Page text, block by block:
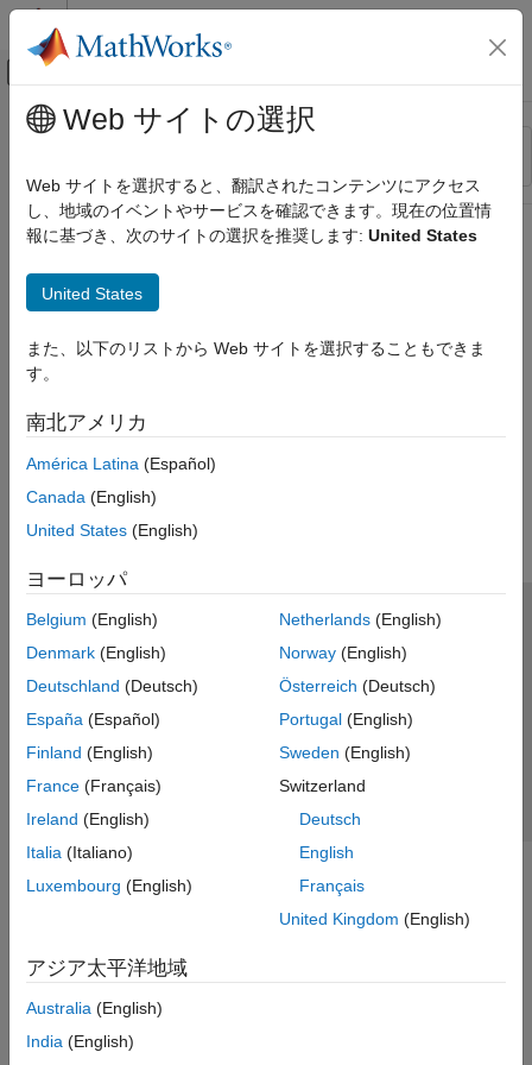
コンテンツへスキップ
オフキャンバス ナビゲーション メ
リソース
ステータス
メインコンテンツ
Web サイトの選択
Web サイトを選択すると、翻訳されたコンテンツにアクセス
し、地域のイベントやサービスを確認できます。現在の位置情
報に基づき、次のサイトの選択を推奨します: United States
United States
また、以下のリストから Web サイトを選択することもできま
す。
南北アメリカ
América Latina (Español)
Canada (English)
United States (English)
ヨーロッパ
Belgium (English)
Denmark (English)
Deutschland (Deutsch)
España (Español)
Finland (English)
France (Français)
Ireland (English)
Italia (Italiano)
Luxembourg (English)
Netherlands(English)
Norway(English)
Österreich (Deutsch)
Portugal(English)
Sweden (English)
Switzerland
Deutsch
English
Français
United Kingdom (English)
アジア太平洋地域
Australia (English)
India (English)
トラストセンター
プライバシー ポリシー
違法コピー防止
アプリケーション ステータス
© 1994-2026 The MathWorks, Inc.